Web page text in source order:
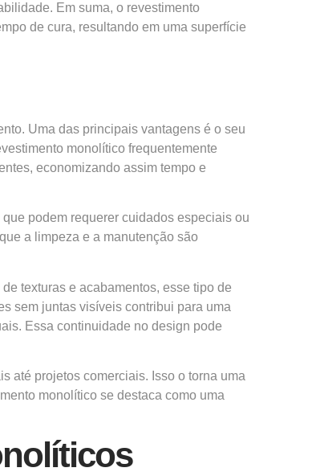
Em suma, o revestimento
de cura, resultando em uma superfície
Uma das principais vantagens é o seu
monolítico frequentemente
economizando assim tempo e
podem requerer cuidados especiais ou
a limpeza e a manutenção são
texturas e acabamentos, esse tipo de
sem juntas visíveis contribui para uma
Essa continuidade no design pode
até projetos comerciais. Isso o torna uma
monolítico se destaca como uma